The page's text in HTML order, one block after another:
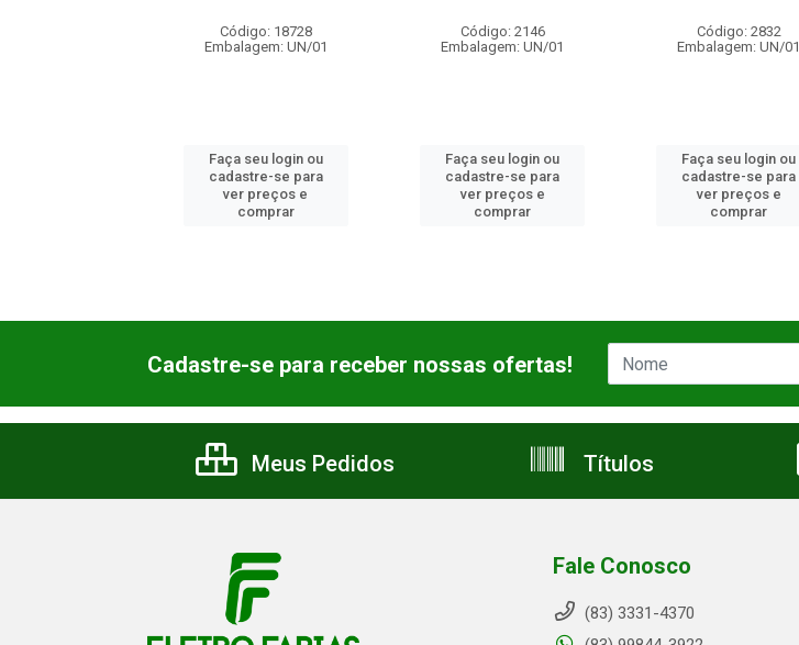
Código: 18728
Embalagem: UN/01
Faça seu login ou
cadastre-se para
ver preços e
comprar
Código: 2146
Embalagem: UN/01
Faça seu login ou
cadastre-se para
ver preços e
comprar
Código: 2832
Embalagem: UN/01
Faça seu login ou
cadastre-se para
ver preços e
comprar
Cadastre-se para receber nossas ofertas!
Meus Pedidos Títulos
Fale Conosco
(83) 3331-4370